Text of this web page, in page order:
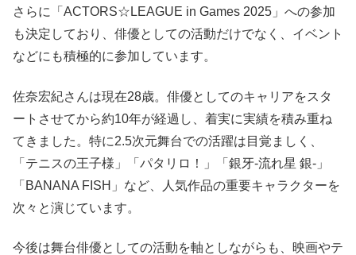
さらに「ACTORS☆LEAGUE in Games 2025」への参加
も決定しており、俳優としての活動だけでなく、イベント
などにも積極的に参加しています。
佐奈宏紀さんは現在28歳。俳優としてのキャリアをスタ
ートさせてから約10年が経過し、着実に実績を積み重ね
てきました。特に2.5次元舞台での活躍は目覚ましく、
「テニスの王子様」「パタリロ！」「銀牙-流れ星 銀-」
「BANANA FISH」など、人気作品の重要キャラクターを
次々と演じています。
今後は舞台俳優としての活動を軸としながらも、映画やテ